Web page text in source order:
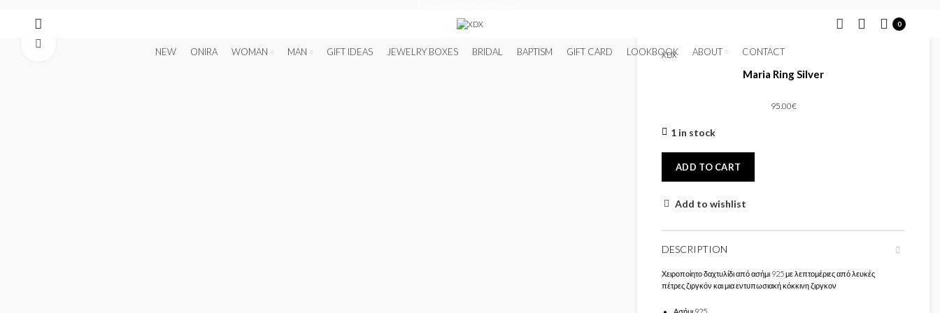
0
NEW ONIRA WOMAN MAN GIFT IDEAS JEWELRY BOXES BRIDAL BAPTISM GIFT CARD LOOKBOOK ABOUT CONTACT
XDX
Maria Ring Silver
95.00€
1 in stock
ADD TO CART
Add to wishlist
DESCRIPTION
Χειροποίητο δαχτυλίδι από ασήμι 925 με λεπτομέριες από λευκές
πέτρες ζιργκόν και μια εντυπωσιακή κόκκινη ζιργκον